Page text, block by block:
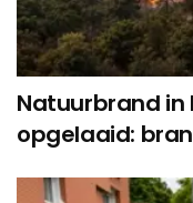
Natuurbrand in
opgelaaid: